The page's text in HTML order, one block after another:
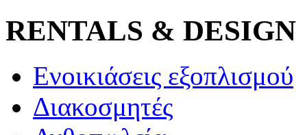
RENTALS & DESIGN
Ενοικιάσεις εξοπλισμού
Διακοσμητές